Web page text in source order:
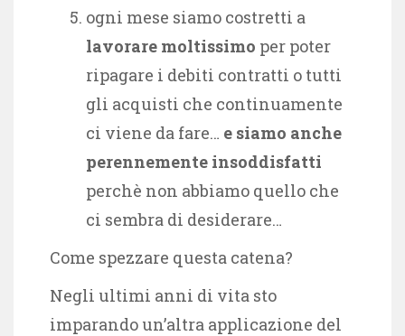
ogni mese siamo costretti a
lavorare moltissimo per poter
ripagare i debiti contratti o tutti
gli acquisti che continuamente
ci viene da fare… e siamo anche
perennemente insoddisfatti
perchè non abbiamo quello che
ci sembra di desiderare…
Come spezzare questa catena?
Negli ultimi anni di vita sto
imparando un’altra applicazione del